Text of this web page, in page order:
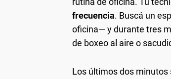
frecuencia. Buscá un
oficina— y durante tres
de boxeo al aire o
Los últimos dos minutos